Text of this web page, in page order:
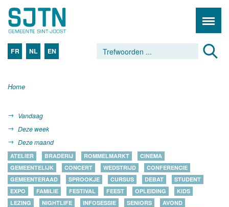
FR NL EN
Home
Vandaag
Deze week
Deze maand
ATELIER BRADERIJ ROMMELMARKT
CINEMA
GEMEENTELIJK
CONCERT WEDSTRIJD
CONFERENCIE
GEMEENTERAAD
SPROOKJE CURSUS DEBAT
STUDENT
EXPO
FAMILIE FESTIVAL FEEST OPLEIDING
KIDS
LEZING
NIGHTLIFE INFOSESSIE SENIORS
AVOND